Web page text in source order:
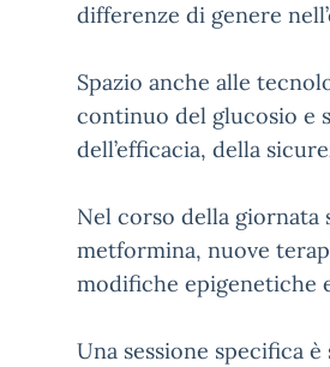
differenze di genere
Spazio anche alle
continuo del glucosio e
dell’efficacia, della
Nel corso della giornata
metformina, nuove
modifiche epigenetiche
Una sessione specifica